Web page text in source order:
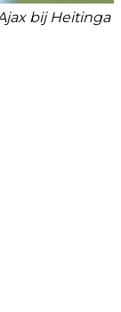
bij Heitinga